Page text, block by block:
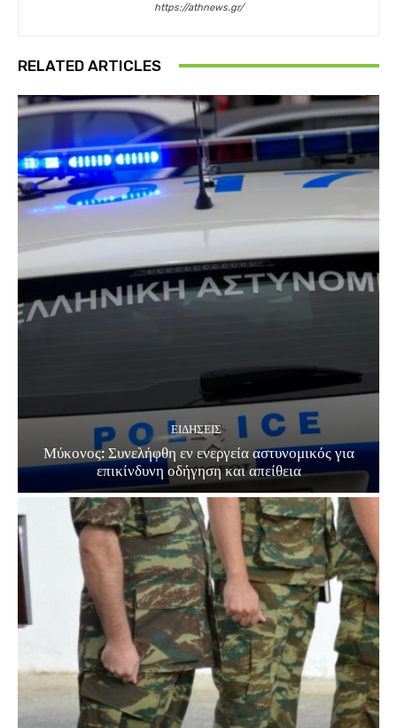
https://athnews.gr/
RELATED ARTICLES
ΕΙΔΗΣΕΙΣ
Μύκονος: Συνελήφθη εν ενεργεία αστυνομικός για
επικίνδυνη οδήγηση και απείθεια